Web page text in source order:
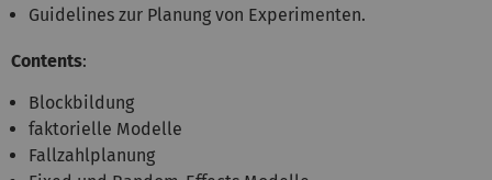
Guidelines zur Planung von Experimenten.
Contents:
Blockbildung
faktorielle Modelle
Fallzahlplanung